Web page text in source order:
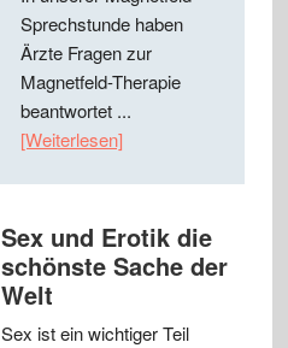
Sprechstunde haben
Ärzte Fragen zur
Magnetfeld-Therapie
beantwortet ...
[Weiterlesen]
Sex und Erotik die
schönste Sache der
Welt
Sex ist ein wichtiger Teil